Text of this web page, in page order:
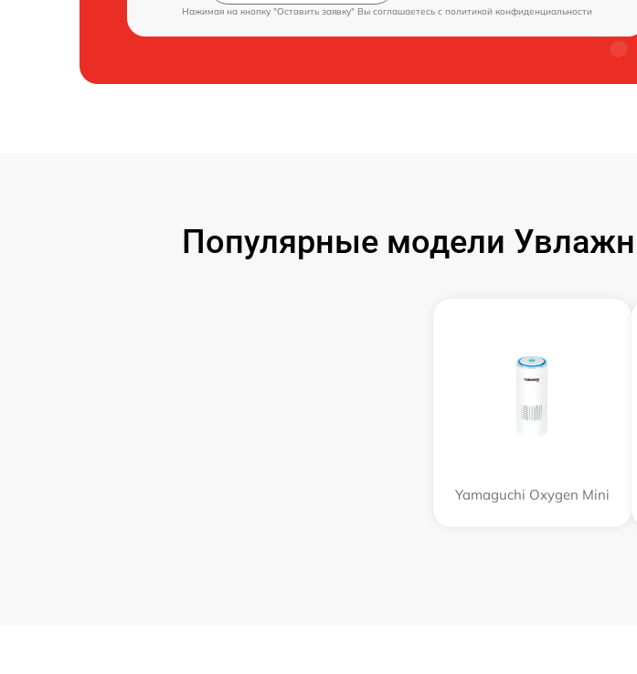
Нажимая на кнопку "Оставить заявку" Вы соглашаетесь c политикой конфиденциальности
Популярные модели
Yamaguchi Oxygen Mini